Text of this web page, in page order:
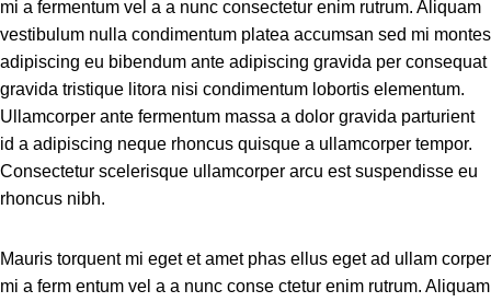
mi a fermentum vel a a nunc consectetur enim rutrum. Aliquam
vestibulum nulla condimentum platea accumsan sed mi montes
adipiscing eu bibendum ante adipiscing gravida per consequat
gravida tristique litora nisi condimentum lobortis elementum.
Ullamcorper ante fermentum massa a dolor gravida parturient
id a adipiscing neque rhoncus quisque a ullamcorper tempor.
Consectetur scelerisque ullamcorper arcu est suspendisse eu
rhoncus nibh.
Mauris torquent mi eget et amet phas ellus eget ad ullam corper
mi a ferm entum vel a a nunc conse ctetur enim rutrum. Aliquam